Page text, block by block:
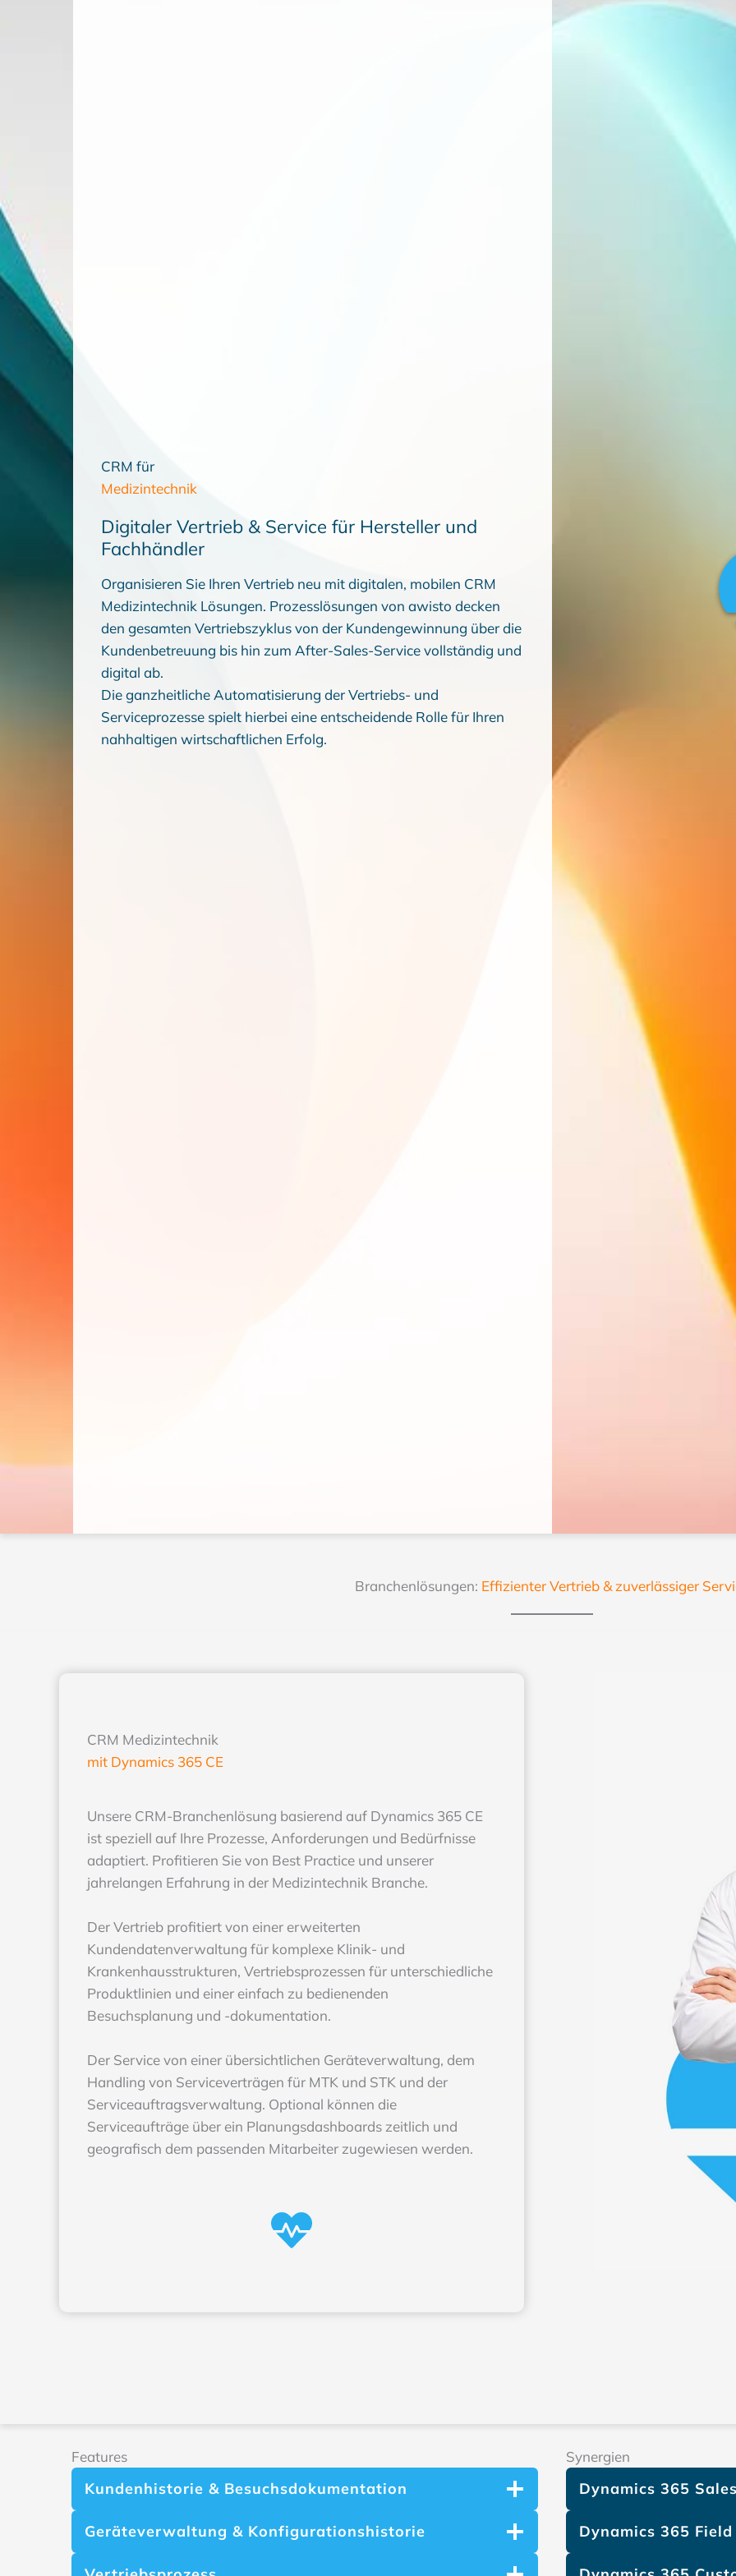
CRM für
Medizintechnik
Digitaler Vertrieb & Service für Hersteller und
Fachhändler
Organisieren Sie Ihren Vertrieb neu mit digitalen, mobilen CRM
Medizintechnik Lösungen. Prozesslösungen von awisto decken
den gesamten Vertriebszyklus von der Kundengewinnung über die
Kundenbetreuung bis hin zum After-Sales-Service vollständig und
digital ab.
Die ganzheitliche Automatisierung der Vertriebs- und
Serviceprozesse spielt hierbei eine entscheidende Rolle für Ihren
nahhaltigen wirtschaftlichen Erfolg.
Branchenlösungen: Effizienter Vertrieb & zuverlässiger
CRM Medizintechnik
mit Dynamics 365 CE
Unsere CRM-Branchenlösung basierend auf Dynamics 365 CE
ist speziell auf Ihre Prozesse, Anforderungen und Bedürfnisse
adaptiert. Profitieren Sie von Best Practice und unserer
jahrelangen Erfahrung in der Medizintechnik Branche.
Der Vertrieb profitiert von einer erweiterten
Kundendatenverwaltung für komplexe Klinik- und
Krankenhausstrukturen, Vertriebsprozessen für unterschiedliche
Produktlinien und einer einfach zu bedienenden
Besuchsplanung und -dokumentation.
Der Service von einer übersichtlichen Geräteverwaltung, dem
Handling von Serviceverträgen für MTK und STK und der
Serviceauftragsverwaltung. Optional können die
Serviceaufträge über ein Planungsdashboards zeitlich und
geografisch dem passenden Mitarbeiter zugewiesen werden.
Features
Kundenhistorie & Besuchsdokumentation
Geräteverwaltung & Konfigurationshistorie
Synergien
Dynamics 365
Dynamics 365